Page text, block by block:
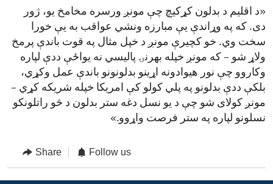
«د اقلیم د بدلون کړکیچ چې مونږ ورسره مخامخ یو، ژور
دی. که په وړاندې یې مبارزه ونشي عواقب به یې خورا
سخت وي. خو کچیرې مونږ د خپل مثال په قوت باندې پرمخ
ولاړ شو – که مونږ خپله بهرنۍ پالیسي نه یواځې ددې لپاره
وکاروو چې نور هیوادونه اړینو بدلونونو باندې عمل وکړي،
بلکې ددې بدلونو په پلي کولو کې امریکا خپله شریکه کړي –
مونږ کولای شو چې د یو نسل دغه ستر بدلون د څو راتلونکو
نسلونو لپاره په ستر فرصت واړوو.»
Share Follow us